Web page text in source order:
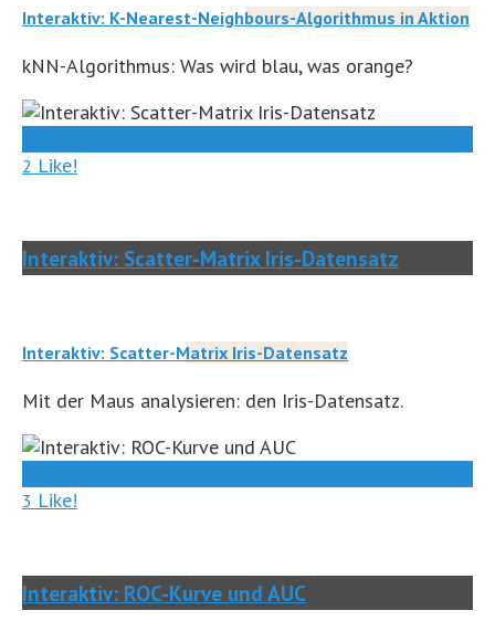
Interaktiv: K-Nearest-Neighbours-Algorithmus in Aktion
kNN-Algorithmus: Was wird blau, was orange?
2 Like!
Interaktiv: Scatter-Matrix Iris-Datensatz
Interaktiv: Scatter-Matrix Iris-Datensatz
Mit der Maus analysieren: den Iris-Datensatz.
3 Like!
Interaktiv: ROC-Kurve und AUC